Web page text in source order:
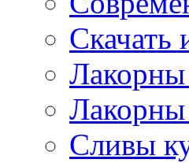
Лакорны
Сливы